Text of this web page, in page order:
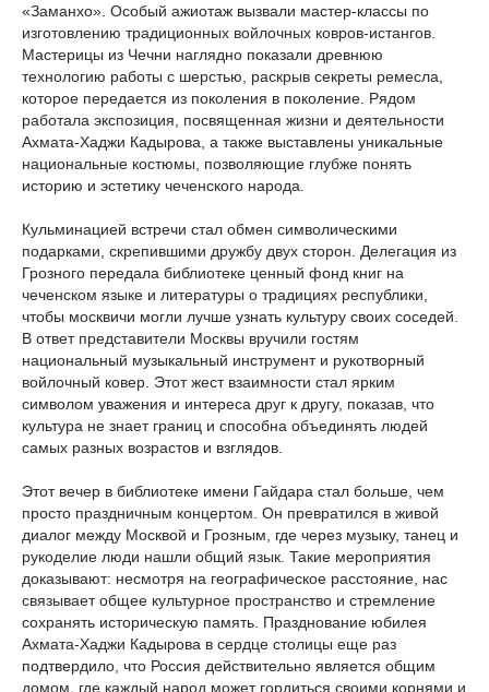
«Заманхо». Особый ажиотаж вызвали мастер-классы по
изготовлению традиционных войлочных ковров-истангов.
Мастерицы из Чечни наглядно показали древнюю
технологию работы с шерстью, раскрыв секреты ремесла,
которое передается из поколения в поколение. Рядом
работала экспозиция, посвященная жизни и деятельности
Ахмата-Хаджи Кадырова, а также выставлены уникальные
национальные костюмы, позволяющие глубже понять
историю и эстетику чеченского народа.
Кульминацией встречи стал обмен символическими
подарками, скрепившими дружбу двух сторон. Делегация из
Грозного передала библиотеке ценный фонд книг на
чеченском языке и литературы о традициях республики,
чтобы москвичи могли лучше узнать культуру своих соседей.
В ответ представители Москвы вручили гостям
национальный музыкальный инструмент и рукотворный
войлочный ковер. Этот жест взаимности стал ярким
символом уважения и интереса друг к другу, показав, что
культура не знает границ и способна объединять людей
самых разных возрастов и взглядов.
Этот вечер в библиотеке имени Гайдара стал больше, чем
просто праздничным концертом. Он превратился в живой
диалог между Москвой и Грозным, где через музыку, танец и
рукоделие люди нашли общий язык. Такие мероприятия
доказывают: несмотря на географическое расстояние, нас
связывает общее культурное пространство и стремление
сохранять историческую память. Празднование юбилея
Ахмата-Хаджи Кадырова в сердце столицы еще раз
подтвердило, что Россия действительно является общим
домом, где каждый народ может гордиться своими корнями и